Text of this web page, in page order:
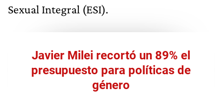
Sexual Integral (ESI).
Javier Milei recortó un 89% el
presupuesto para políticas de
género